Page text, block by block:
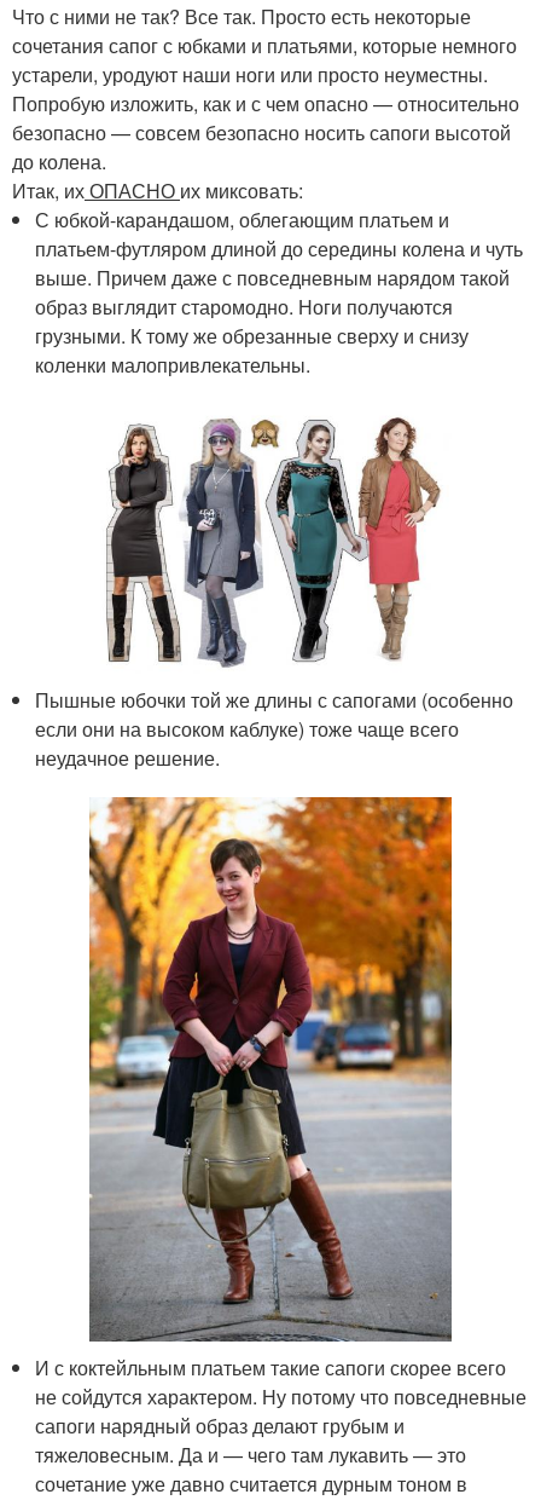
Что с ними не так? Все так. Просто есть некоторые
сочетания сапог с юбками и платьями, которые немного
устарели, уродуют наши ноги или просто неуместны.
Попробую изложить, как и с чем опасно — относительно
безопасно — совсем безопасно носить сапоги высотой
до колена.
Итак, ихОПАСНО их миксовать:
С юбкой-карандашом, облегающим платьем и
платьем-футляром длиной до середины колена и чуть
выше. Причем даже с повседневным нарядом такой
образ выглядит старомодно. Ноги получаются
грузными. К тому же обрезанные сверху и снизу
коленки малопривлекательны.
Пышные юбочки той же длины с сапогами (особенно
если они на высоком каблуке) тоже чаще всего
неудачное решение.
И с коктейльным платьем такие сапоги скорее всего
не сойдутся характером. Ну потому что повседневные
сапоги нарядный образ делают грубым и
тяжеловесным. Да и — чего там лукавить — это
сочетание уже давно считается дурным тоном в